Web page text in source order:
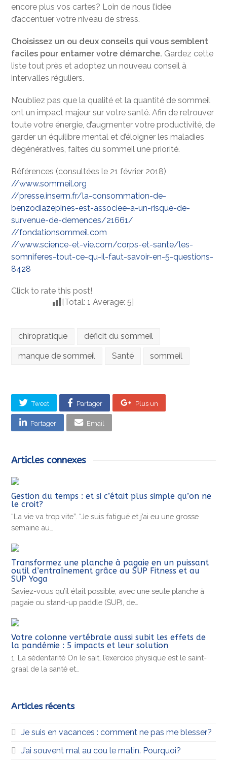
encore plus vos cartes? Loin de nous l’idée
d’accentuer votre niveau de stress.
Choisissez un ou deux conseils qui vous semblent
faciles pour entamer votre démarche. Gardez cette
liste tout près et adoptez un nouveau conseil à
intervalles réguliers.
N’oubliez pas que la qualité et la quantité de sommeil
ont un impact majeur sur votre santé. Afin de retrouver
toute votre énergie, d’augmenter votre productivité, de
garder un équilibre mental et d’éloigner les maladies
dégénératives, faites du sommeil une priorité.
Références (consultées le 21 février 2018)
//www.sommeil.org
//presse.inserm.fr/la-consommation-de-
benzodiazepines-est-associee-a-un-risque-de-
survenue-de-demences/21661/
//fondationsommeil.com
//www.science-et-vie.com/corps-et-sante/les-
somniferes-tout-ce-qu-il-faut-savoir-en-5-questions-
8428
Click to rate this post!
[Total:1 Average:5]
chiropratique déficit du sommeil
manque de sommeil Santé sommeil
Tweet Partager Plus un
Partager Email
Articles connexes
Gestion du temps : et si c’était plus simple qu’on ne
le croit?
“La vie va trop vite”. “Je suis fatigué et j’ai eu une grosse
semaine au…
Transformez une planche à pagaie en un puissant
outil d’entraînement grâce au SUP Fitness et au
SUP Yoga
Saviez-vous qu’il était possible, avec une seule planche à
pagaie ou stand-up paddle (SUP), de…
Votre colonne vertébrale aussi subit les effets de
la pandémie : 5 impacts et leur solution
1. La sédentarité On le sait, l’exercice physique est le saint-
graal de la santé et…
Articles récents
Je suis en vacances : comment ne pas me blesser?
J’ai souvent mal au cou le matin. Pourquoi?